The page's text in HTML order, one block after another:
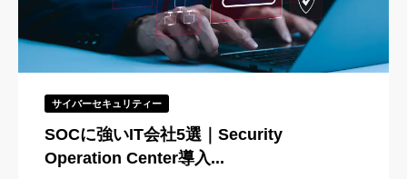
サイバーセキュリティー
SOCに強いIT会社5選｜Security
Operation Center導入...